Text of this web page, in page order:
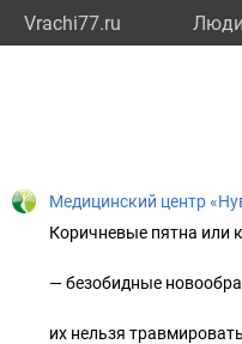
Vrachi77.ru Люди
Медицинский центр
Коричневые пятна или
— безобидные
их нельзя